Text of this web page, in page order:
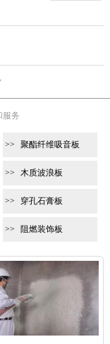
服务
聚酯纤维吸音板
木质波浪板
穿孔石膏板
阻燃装饰板